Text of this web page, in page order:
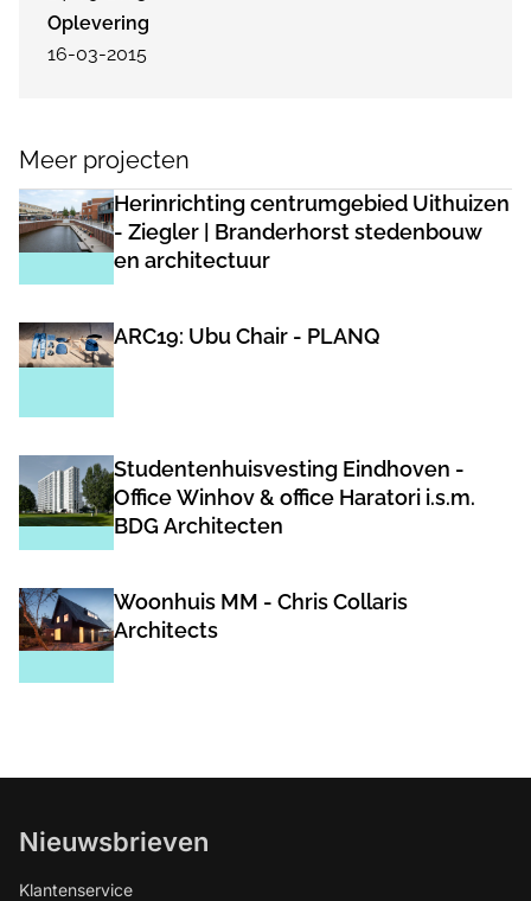
Oplevering
16-03-2015
Meer projecten
Herinrichting centrumgebied Uithuizen
- Ziegler | Branderhorst stedenbouw
en architectuur
ARC19: Ubu Chair - PLANQ
Studentenhuisvesting Eindhoven -
Office Winhov & office Haratori i.s.m.
BDG Architecten
Woonhuis MM - Chris Collaris
Architects
Nieuwsbrieven
Klantenservice